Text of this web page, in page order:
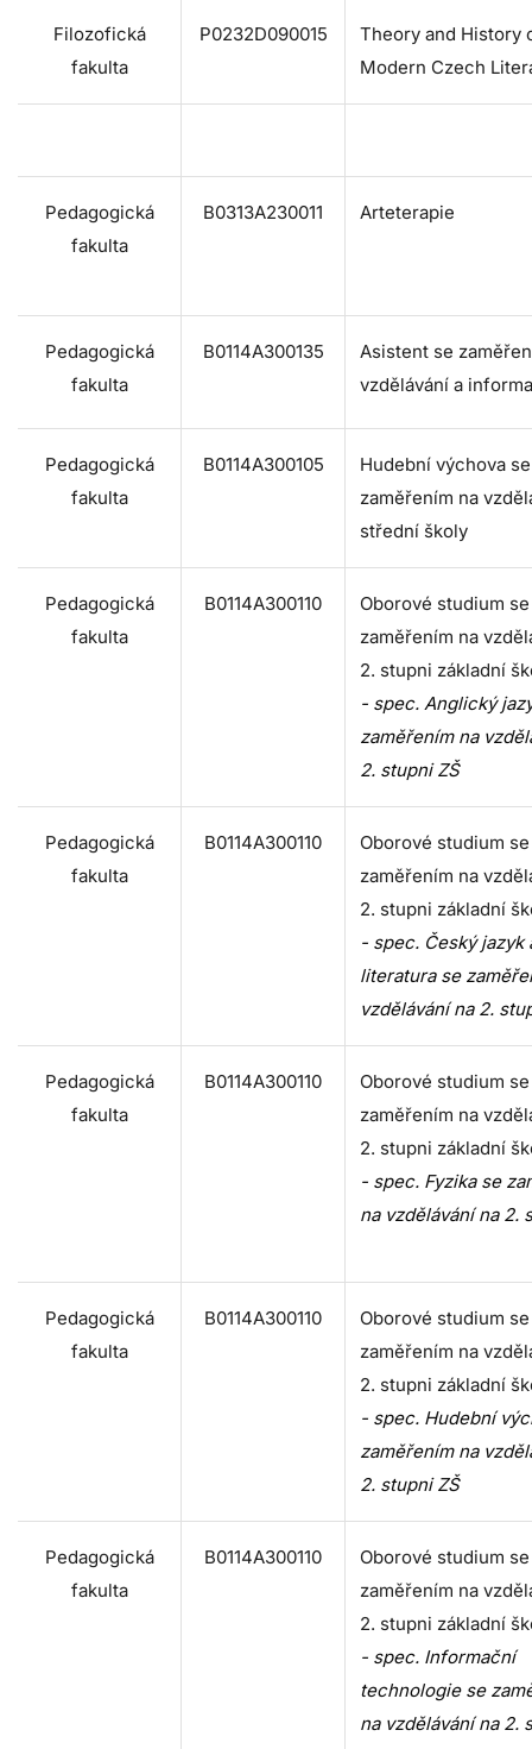
Filozofická
fakulta
P0232D090015
Theory and History
Modern Czech
Pedagogická
fakulta
B0313A230011 Arteterapie
Pedagogická
fakulta
B0114A300135
Asistent se
vzdělávání a
Pedagogická
fakulta
B0114A300105
Hudební výchova se
zaměřením na
střední školy
Pedagogická
fakulta
B0114A300110
Oborové studium se
zaměřením na
2. stupni základní
- spec. Anglický
zaměřením na
2. stupni ZŠ
Pedagogická
fakulta
B0114A300110
Oborové studium se
zaměřením na
2. stupni základní
- spec. Český jazyk
literatura se
vzdělávání na 2.
Pedagogická
fakulta
B0114A300110
Oborové studium se
zaměřením na
2. stupni základní
- spec. Fyzika se
na vzdělávání na 2.
Pedagogická
fakulta
B0114A300110
Oborové studium se
zaměřením na
2. stupni základní
- spec. Hudební
zaměřením na
2. stupni ZŠ
Pedagogická
fakulta
B0114A300110
Oborové studium se
zaměřením na
2. stupni základní
- spec. Informační
technologie se
na vzdělávání na 2.